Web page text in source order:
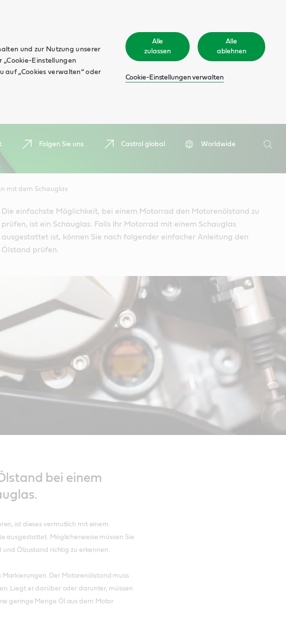
und zur Nutzung unserer
„Cookie-Einstellungen
auf „Cookies verwalten“ oder
Alle
zulassen
Alle
ablehnen
Cookie-Einstellungen verwalten
Folgen Sie uns Castrol global
Worldwide
Suche
mit dem Schauglas
Die einfachste Möglichkeit, bei einem Motorrad den Motorenölstand zu
prüfen, ist ein Schauglas. Falls Ihr Motorrad mit einem Schauglas
ausgestattet ist, können Sie nach folgender einfacher Anleitung den
Ölstand prüfen.
bei einem
ist dieses vermutlich mit einem
ausgestattet. Möglicherweise müssen Sie
Ölzustand richtig zu erkennen.
Der Motorenölstand muss
Liegt er darüber oder darunter, müssen
geringe Menge Öl aus dem Motor